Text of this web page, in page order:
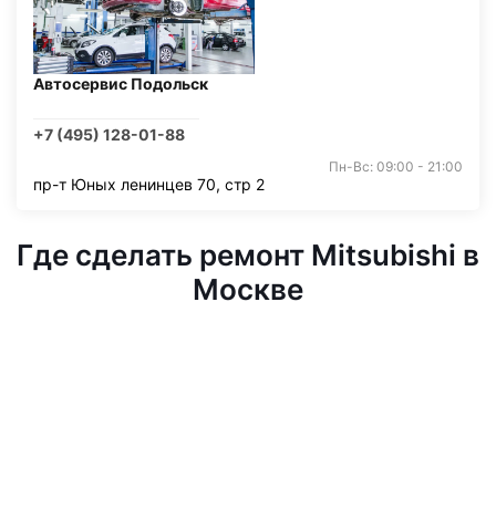
Автосервис Подольск
+7 (495) 128-01-88
Пн-Вс: 09:00 - 21:00
пр-т Юных ленинцев 70, стр 2
Где сделать ремонт Mitsubishi в
Москве